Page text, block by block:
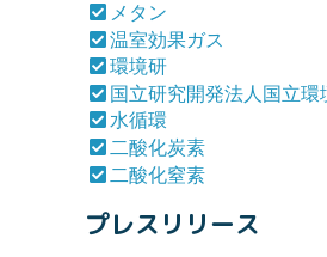
メタン
温室効果ガス
環境研
国立研究開発法人国立環
水循環
二酸化炭素
二酸化窒素
プレスリリース